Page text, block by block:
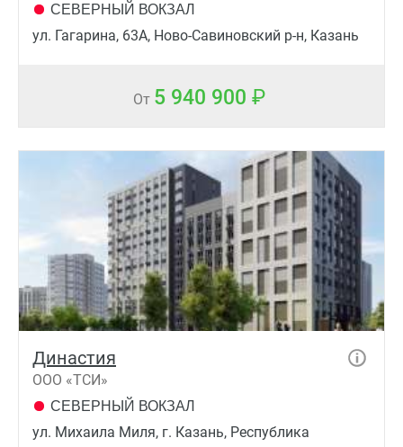
СЕВЕРНЫЙ ВОКЗАЛ
ул. Гагарина, 63А, Ново-Савиновский р-н, Казань
От 5 940 900
Династия
ООО «ТСИ»
СЕВЕРНЫЙ ВОКЗАЛ
ул. Михаила Миля, г. Казань, Республика